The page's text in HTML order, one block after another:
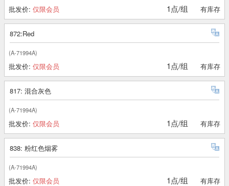
批发价: 仅限会员 1点/组 有库存
872:Red
(A-71994A)
批发价: 仅限会员 1点/组 有库存
817: 混合灰色
(A-71994A)
批发价: 仅限会员 1点/组 有库存
838: 粉红色烟雾
(A-71994A)
批发价: 仅限会员 1点/组 有库存